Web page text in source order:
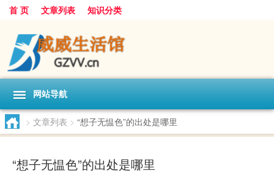
首 页 文章列表 知识分类
网站导航
> 文章列表 > “想子无愠色”的出处是哪里
“想子无愠色”的出处是哪里